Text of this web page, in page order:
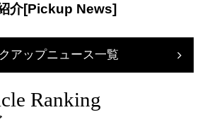
介
アップニュース一覧
Ranking